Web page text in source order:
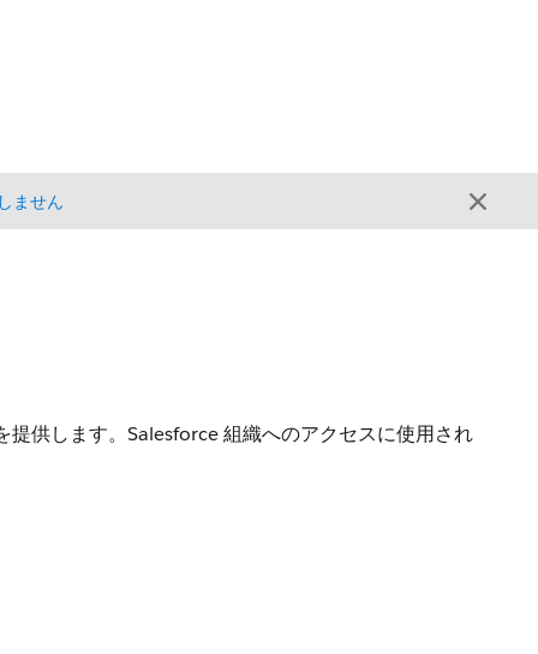
ません
供します。Salesforce 組織へのアクセスに使用され